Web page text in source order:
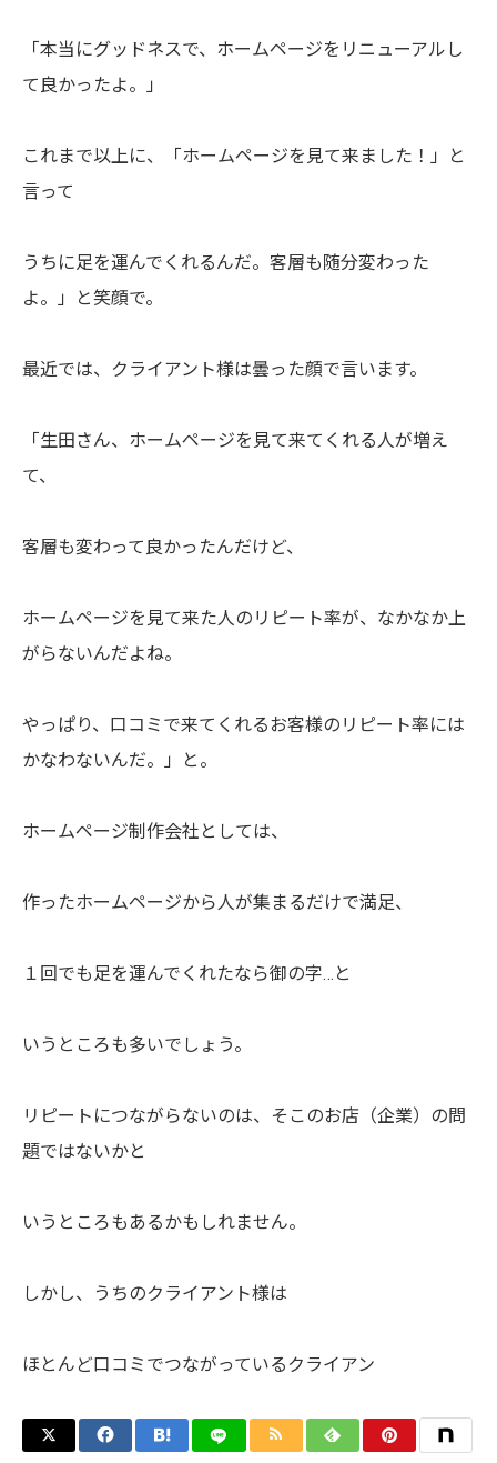
「本当にグッドネスで、ホームページをリニューアルし
て良かったよ。」
これまで以上に、「ホームページを見て来ました！」と
言って
うちに足を運んでくれるんだ。客層も随分変わった
よ。」と笑顔で。
最近では、クライアント様は曇った顔で言います。
「生田さん、ホームページを見て来てくれる人が増え
て、
客層も変わって良かったんだけど、
ホームページを見て来た人のリピート率が、なかなか上
がらないんだよね。
やっぱり、口コミで来てくれるお客様のリピート率には
かなわないんだ。」と。
ホームページ制作会社としては、
作ったホームページから人が集まるだけで満足、
１回でも足を運んでくれたなら御の字…と
いうところも多いでしょう。
リピートにつながらないのは、そこのお店（企業）の問
題ではないかと
いうところもあるかもしれません。
しかし、うちのクライアント様は
ほとんど口コミでつながっているクライアン